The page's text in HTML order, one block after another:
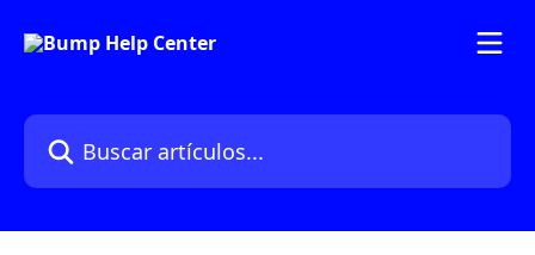
Buscar artículos...